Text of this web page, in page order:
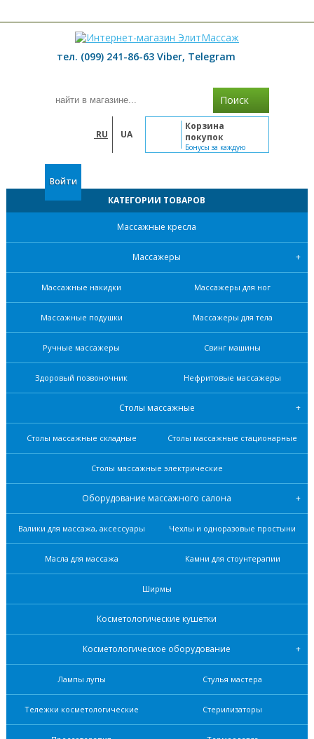
тел. (099) 241-86-63 Viber, Telegram
Поиск
RU UA
Корзина
покупок
Бонусы за каждую
покупку
Войти
КАТЕГОРИИ ТОВАРОВ
Массажные кресла
Массажеры
Массажные накидки Массажеры для ног
Массажные подушки Массажеры для тела
Ручные массажеры Свинг машины
Здоровый позвоночник Нефритовые масcажеры
Столы массажные
Столы массажные складные Столы массажные стационарные
Столы массажные электрические
Оборудование массажного салона
Валики для массажа, аксессуары Чехлы и одноразовые простыни
Масла для массажа Камни для стоунтерапии
Ширмы
Косметологические кушетки
Косметологическое оборудование
Лампы лупы Стулья мастера
Тележки косметологические Стерилизаторы